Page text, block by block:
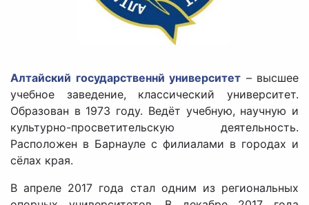
Алтайский государственнй университет – высшее
учебное заведение, классический университет.
Образован в 1973 году. Ведёт учебную, научную и
культурно-просветительскую деятельность.
Расположен в Барнауле с филиалами в городах и
сёлах края.
В апреле 2017 года стал одним из региональных